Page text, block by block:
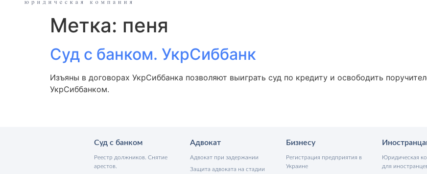
Метка: пеня
Суд с банком. УкрСиббанк
Изъяны в договорах УкрСиббанка позволяют выиграть суд по кредиту и освободить
УкрСиббанком.
Суд с банком
Реестр должников. Снятие
арестов.
Адвокат
Адвокат при задержании
Защита адвоката на стадии
Бизнесу
Регистрация предприятия в
Украине
Юридическая
для